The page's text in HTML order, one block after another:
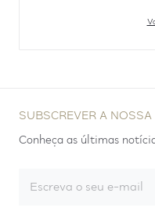
SUBSCREVER A
Conheça as últimas